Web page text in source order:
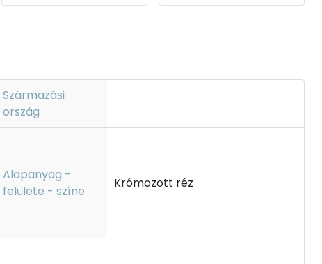
Származási
ország
Alapanyag -
felülete - színe
Krómozott réz